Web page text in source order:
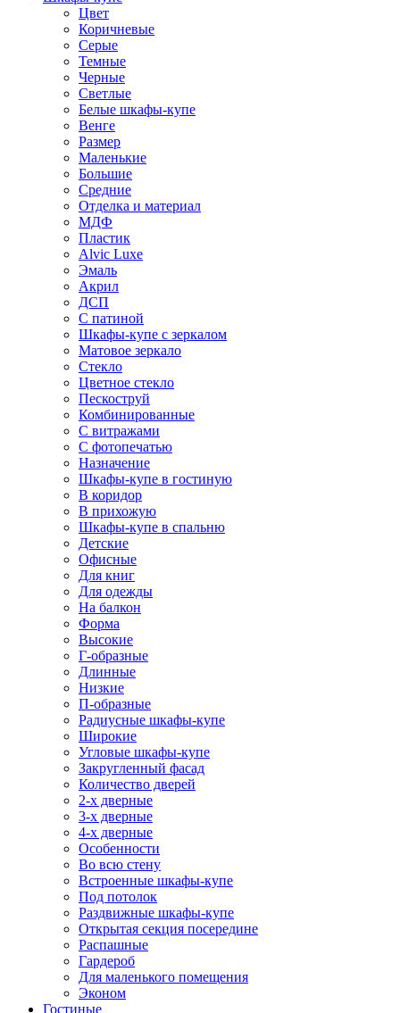
Цвет
Коричневые
Серые
Темные
Черные
Светлые
Белые шкафы-купе
Венге
Размер
Маленькие
Большие
Средние
Отделка и материал
МДФ
Пластик
Alvic Luxe
Эмаль
Акрил
ДСП
С патиной
Шкафы-купе с зеркалом
Матовое зеркало
Стекло
Цветное стекло
Пескоструй
Комбинированные
С витражами
С фотопечатью
Назначение
Шкафы-купе в гостиную
В коридор
В прихожую
Шкафы-купе в спальню
Детские
Офисные
Для книг
Для одежды
На балкон
Форма
Высокие
Г-образные
Длинные
Низкие
П-образные
Радиусные шкафы-купе
Широкие
Угловые шкафы-купе
Закругленный фасад
Количество дверей
2-х дверные
3-х дверные
4-х дверные
Особенности
Во всю стену
Встроенные шкафы-купе
Под потолок
Раздвижные шкафы-купе
Открытая секция посередине
Распашные
Гардероб
Для маленького помещения
Эконом
Гостиные